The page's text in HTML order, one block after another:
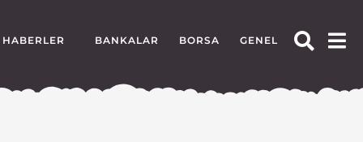
HABERLER BANKALAR BORSA GENEL